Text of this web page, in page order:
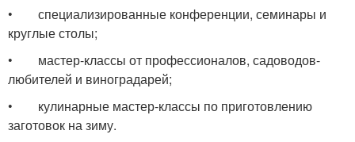
• специализированные конференции, семинары и
круглые столы;
• мастер-классы от профессионалов, садоводов-
любителей и виноградарей;
• кулинарные мастер-классы по приготовлению
заготовок на зиму.